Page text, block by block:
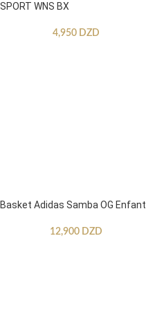
SPORT WNS BX
4,950 DZD
Basket Adidas Samba OG Enfant
12,900 DZD